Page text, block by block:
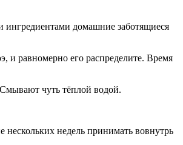
ингредиентами домашние заботящиеся
и равномерно его распределите. Время
чуть тёплой водой.
недель принимать вовнутрь